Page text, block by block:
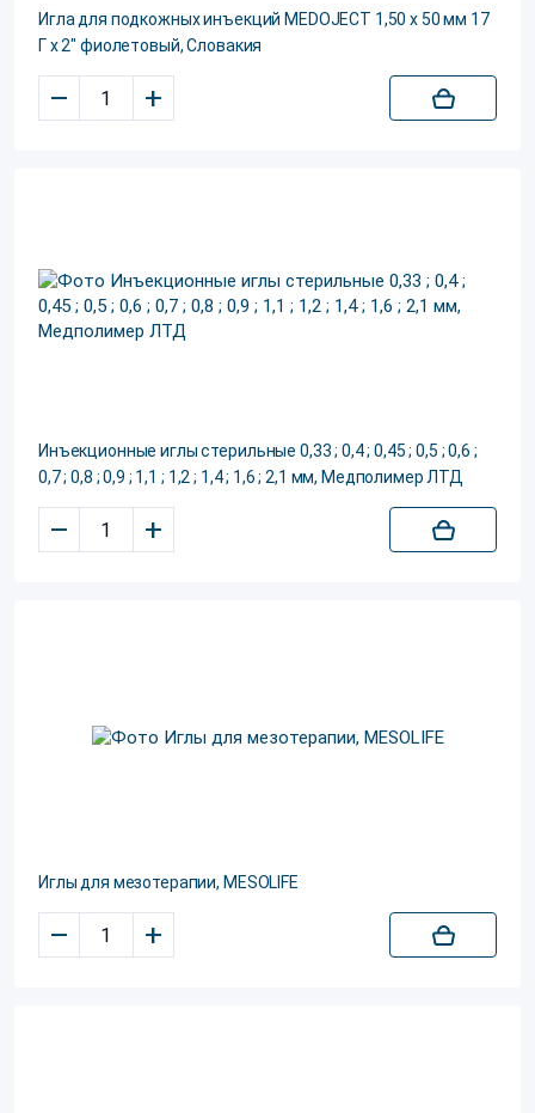
Игла для подкожных инъекций MEDOJECT 1,50 х 50 мм 17
Г x 2" фиолетовый, Словакия
– +
Инъекционные иглы стерильные 0,33 ; 0,4 ; 0,45 ; 0,5 ; 0,6 ;
0,7 ; 0,8 ; 0,9 ; 1,1 ; 1,2 ; 1,4 ; 1,6 ; 2,1 мм, Медполимер ЛТД
– +
Иглы для мезотерапии, MESOLIFE
– +